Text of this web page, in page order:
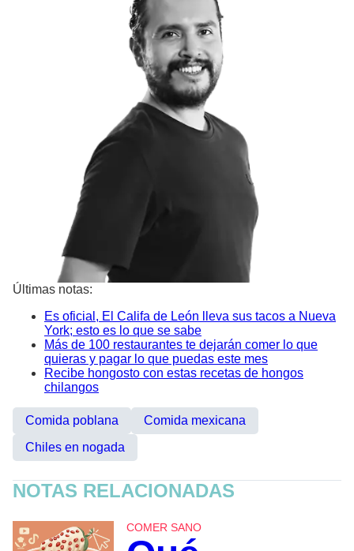
Últimas notas:
Es oficial, El Califa de León lleva sus tacos a Nueva
York; esto es lo que se sabe
Más de 100 restaurantes te dejarán comer lo que
quieras y pagar lo que puedas este mes
Recibe hongosto con estas recetas de hongos
chilangos
Comida poblana
Comida mexicana
Chiles en nogada
NOTAS RELACIONADAS
COMER SANO